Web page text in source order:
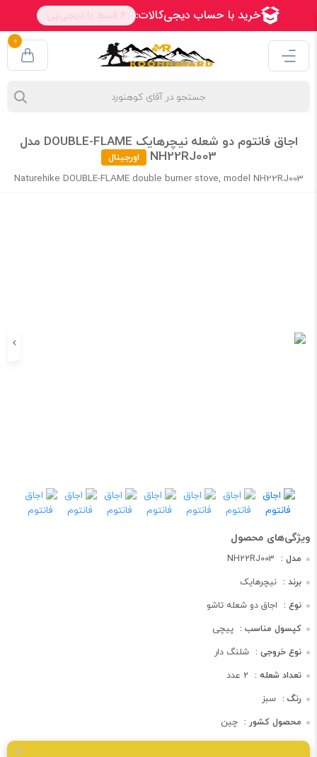
0
اجاق فانتوم دو شعله نیچرهایک DOUBLE-FLAME مدل
NH22RJ003 اورجینال
Naturehike DOUBLE-FLAME double burner stove, model NH22RJ003
مدل : NH22RJ003
برند : نیچرهایک
نوع : اجاق دو شعله تاشو
کپسول مناسب : پیچی
نوع خروجی : شلنگ دار
تعداد شعله : 2 عدد
رنگ : سبز
محصول کشور : چین